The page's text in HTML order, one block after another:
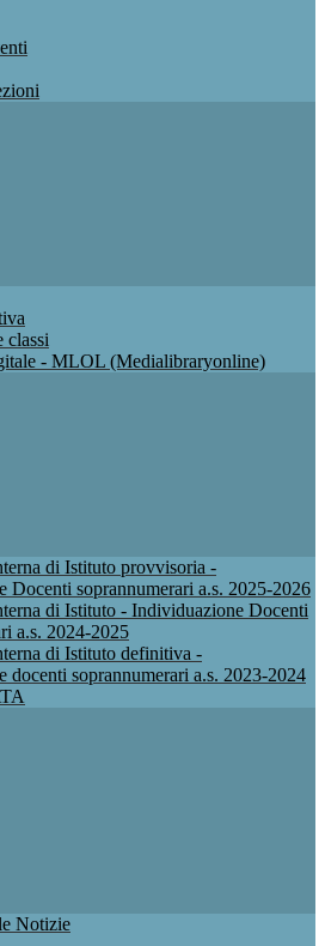
classi
- MLOL (Medialibraryonline)
di Istituto provvisoria -
Docenti soprannumerari a.s. 2025-2026
di Istituto - Individuazione Docenti
a.s. 2024-2025
di Istituto definitiva -
docenti soprannumerari a.s. 2023-2024
Notizie